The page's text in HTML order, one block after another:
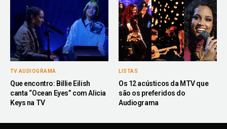
TV AUDIOGRAMA
Que encontro: Billie Eilish
canta “Ocean Eyes” com Alicia
Keys na TV
LISTAS
Os 12 acústicos da MTV que
são os preferidos do
Audiograma